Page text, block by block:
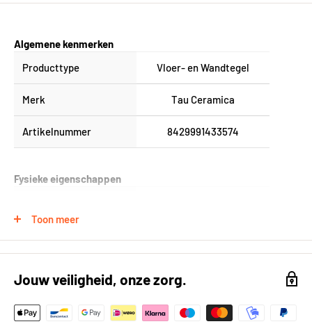
Algemene kenmerken
Producttype
Vloer- en Wandtegel
Merk Tau Ceramica
Artikelnummer 8429991433574
Fysieke eigenschappen
Toon meer
Jouw veiligheid, onze zorg.